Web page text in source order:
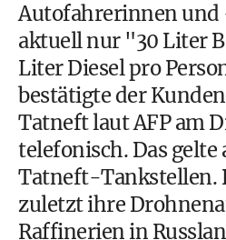
Autofahrerinnen
aktuell nur "30 Liter
Liter Diesel pro
bestätigte der
Tatneft laut AFP am
telefonisch. Das
Tatneft-Tankstellen.
zuletzt ihre
Raffinerien in